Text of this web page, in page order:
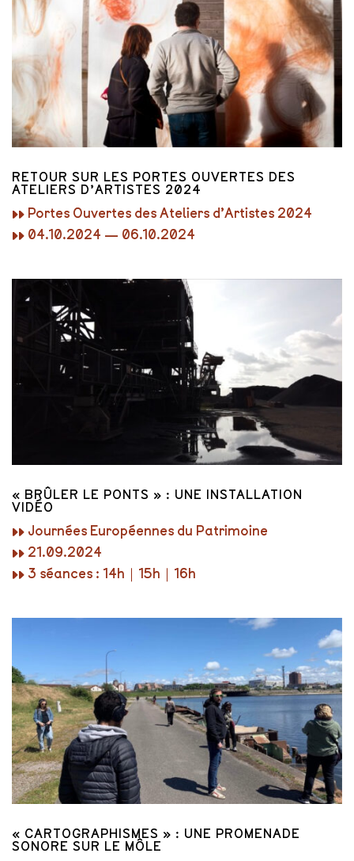
RETOUR SUR LES PORTES OUVERTES DES
ATELIERS D’ARTISTES 2024
▸▸ Portes Ouvertes des Ateliers d’Artistes 2024
▸▸ 04.10.2024 — 06.10.2024
« BRÛLER LE PONTS » : UNE INSTALLATION
VIDÉO
▸▸ Journées Européennes du Patrimoine
▸▸ 21.09.2024
▸▸ 3 séances : 14h｜15h｜16h
« CARTOGRAPHISMES » : UNE PROMENADE
SONORE SUR LE MÔLE